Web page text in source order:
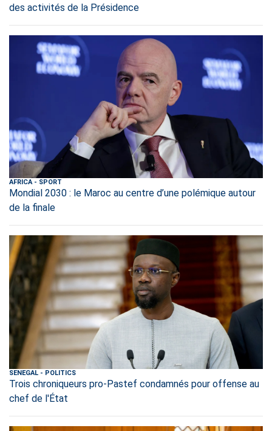
des activités de la Présidence
AFRICA- SPORT
Mondial 2030 : le Maroc au centre d’une polémique autour
de la finale
SENEGAL - POLITICS
Trois chroniqueurs pro-Pastef condamnés pour offense au
chef de l'État